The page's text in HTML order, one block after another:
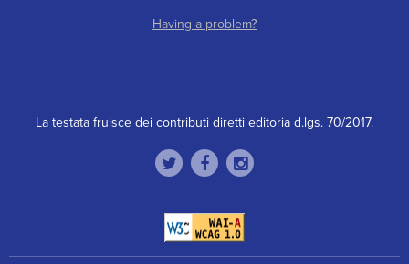
Having a problem?
La testata fruisce dei contributi diretti editoria d.lgs. 70/2017.